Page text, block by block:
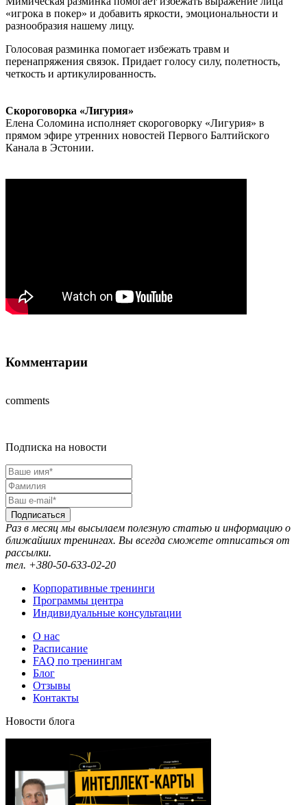
«игрока в покер» и добавить яркости, эмоциональности и
разнообразия нашему лицу.
Голосовая разминка помогает избежать травм и
перенапряжения связок. Придает голосу силу, полетность,
четкость и артикулированность.
Скороговорка «Лигурия»
Елена Соломина исполняет скороговорку «Лигурия» в
прямом эфире утренних новостей Первого Балтийского
Канала в Эстонии.
Комментарии
comments
Подписка на новости
Подписаться
Раз в месяц мы высылаем полезную статью и информацию о
ближайших тренингах. Вы всегда сможете отписаться от
рассылки.
тел. +380-50-633-02-20
Корпоративные тренинги
Программы центра
Индивидуальные консультации
О нас
Расписание
FAQ по тренингам
Блог
Отзывы
Контакты
Новости блога